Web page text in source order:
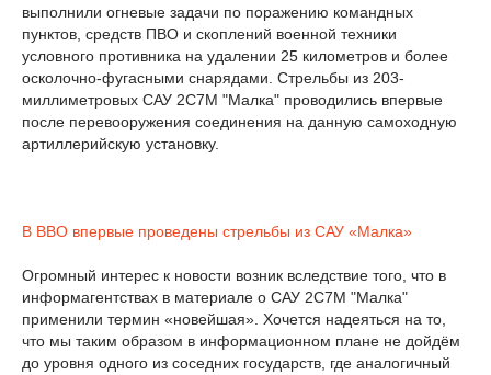
выполнили огневые задачи по поражению командных
пунктов, средств ПВО и скоплений военной техники
условного противника на удалении 25 километров и более
осколочно-фугасными снарядами. Стрельбы из 203-
миллиметровых САУ 2С7М "Малка" проводились впервые
после перевооружения соединения на данную самоходную
артиллерийскую установку.
В ВВО впервые проведены стрельбы из САУ «Малка»
Огромный интерес к новости возник вследствие того, что в
информагентствах в материале о САУ 2С7М "Малка"
применили термин «новейшая». Хочется надеяться на то,
что мы таким образом в информационном плане не дойдём
до уровня одного из соседних государств, где аналогичный